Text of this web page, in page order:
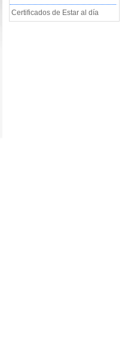
Certificados de Estar al día